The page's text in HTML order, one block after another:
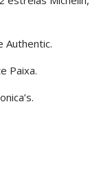
Authentic.
Paixa.